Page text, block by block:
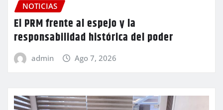
NOTICIAS
El PRM frente al espejo y la
responsabilidad histórica del poder
admin Ago 7, 2026